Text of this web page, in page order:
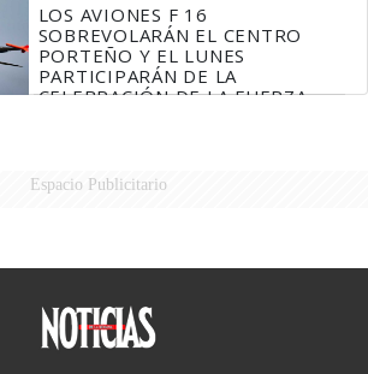
LOS AVIONES F 16
SOBREVOLARÁN EL CENTRO
PORTEÑO Y EL LUNES
PARTICIPARÁN DE LA
CELEBRACIÓN DE LA FUERZA
Espacio Publicitario